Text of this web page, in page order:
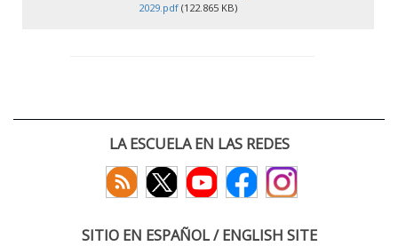
2029.pdf (122.865 KB)
LA ESCUELA EN LAS REDES
SITIO EN ESPAÑOL / ENGLISH SITE